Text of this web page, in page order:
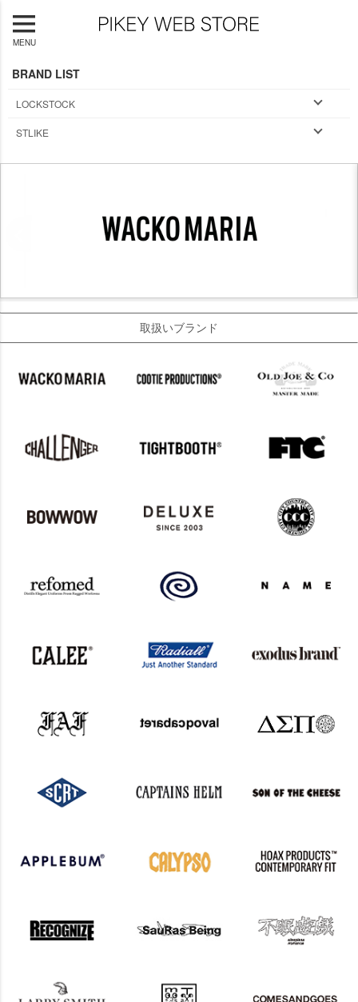
MENU
BRAND LIST
LOCKSTOCK
STLIKE
取扱いブランド